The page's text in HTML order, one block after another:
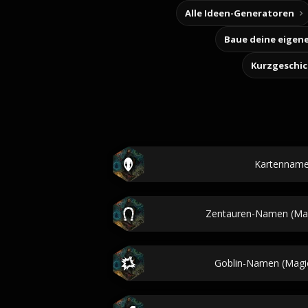
Alle Ideen-Generatoren
Zentauren-Namen
Goblin-Namen